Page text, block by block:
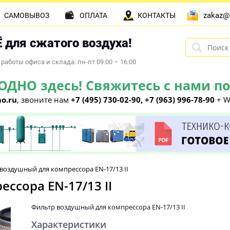
для сжатого воздуха!
офиса и склада: пн-пт 09:00 – 16:00
здесь! Свяжитесь с нами по
, звоните нам +7 (495) 730-02-90, +7 (963) 996-78-90 +
САМОВЫВОЗ ОПЛАТА КОНТАКТЫ
для компрессора EN-17/13 II
EN-17/13 II
Фильтр воздушный для компрессора EN-17/13 II
Характеристики